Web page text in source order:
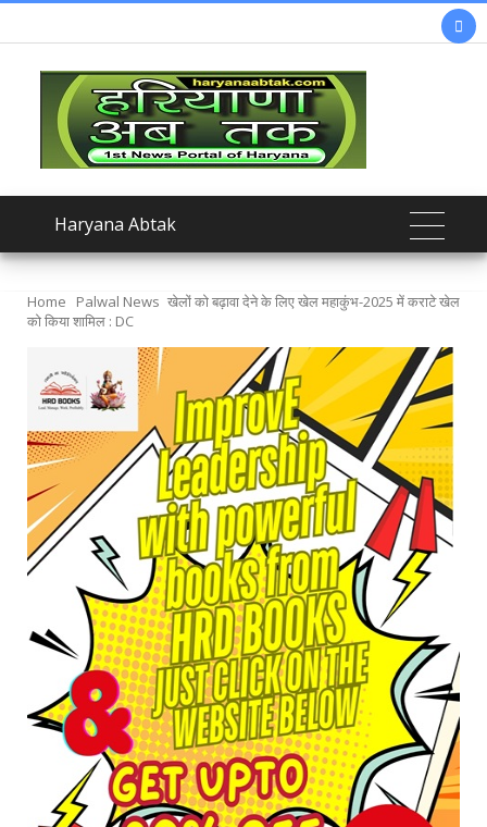

Haryana Abtak
Home Palwal News खेलों को बढ़ावा देने के लिए खेल महाकुंभ-2025 में कराटे खेल
को किया शामिल : DC